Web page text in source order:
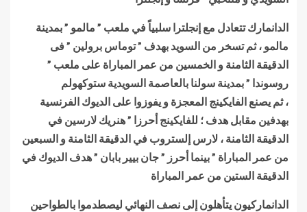
الدانمارك تتعادل مع إنجلترا سلبياً في ملعب ” مالمو ” بمدينة
مالمو ، ثم تسخر من السويد بهدف ” توماس برولين ” فى
الدقيقة الثامنة و الخمسين من عمر المباراة على ملعب ”
روسوندا ” بمدينة سولنا بالعاصمة السويدية ستوكهولم
، ثم يصنع الفايكينج المعجزة و يفوزوا على الديوك الفرنسية
بهدفين مقابل هدف ؛ للفايكينج أحرزا ” هنريك لارسين في
الدقيقة الثامنة ، لارس إلستروب في الدقيقة الثامنة و السبعين
من عمر المباراة ” بينما أحرز ” جان بيير بابان ” هدف الديوك في
الدقيقة الستين من عمر المباراة
الدانماركيون يتأهلون إلى نصف النهائي ليصطدموا بالطواحين